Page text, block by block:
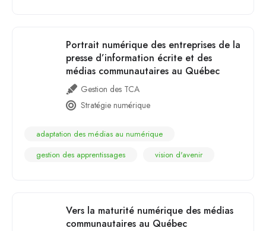
Portrait numérique des entreprises de la
presse d’information écrite et des
médias communautaires au Québec
Gestion des TCA
Stratégie numérique
adaptation des médias au numérique
gestion des apprentissages
vision d'avenir
Vers la maturité numérique des médias
communautaires au Québec